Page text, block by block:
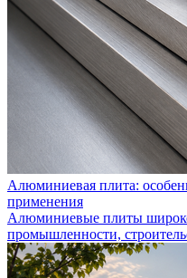
Алюминиевая плита:
применения
Алюминиевые плиты
промышленности,